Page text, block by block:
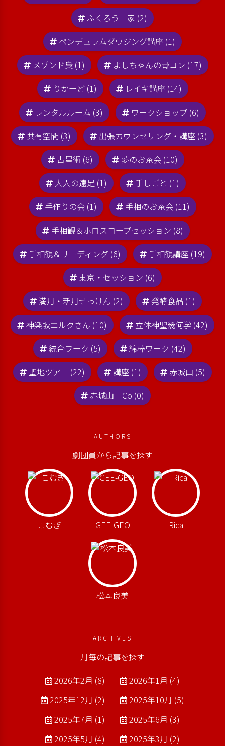
ふくろう一家 (2)
ペンデュラムダウジング講座 (1)
メゾンド梟 (1)
よしちゃんの骨コン (17)
りかーど (1)
レイキ講座 (14)
レンタルルーム (3)
ワークショップ (6)
共有空間 (3)
出張カウンセリング・講座 (3)
占星術 (6)
夢のお茶会 (10)
大人の遠足 (1)
手しごと (1)
手作りの会 (1)
手相のお茶会 (11)
手相観＆ホロスコープセッション (8)
手相観＆リーディング (6)
手相観講座 (19)
東京・セッション (6)
満月・新月せっけん (2)
発酵食品 (1)
神楽坂エルクさん (10)
立体神聖幾何学 (42)
統合ワーク (5)
綿棒ワーク (42)
聖地ツアー (22)
講座 (1)
赤城山 (5)
赤城山 Co (0)
AUTHORS
劇団員から記事を探す
こむぎ GEE-GEO Rica
松本良美
ARCHIVES
月毎の記事を探す
2026年2月 (8)
2026年1月 (4)
2025年12月 (2)
2025年10月 (5)
2025年7月 (1)
2025年6月 (3)
2025年5月 (4)
2025年3月 (2)